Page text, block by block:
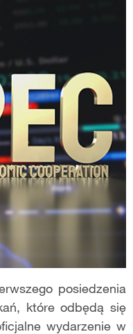
posiedzenia
które odbędą się
wydarzenie w